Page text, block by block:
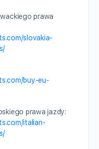
prawa
slovakia-
buy-eu-
prawa jazdy:
italian-